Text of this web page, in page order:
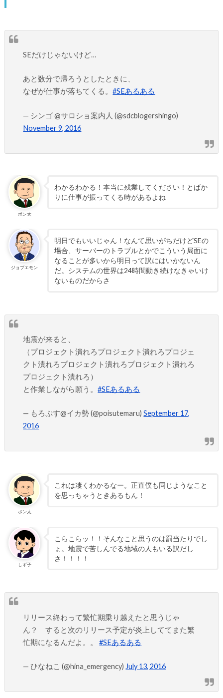
SEだけじゃないけど…
あと数分で帰ろうとしたときに、
なぜが仕事が落ちてくる。#SEあるある
— シンゴ @サロショ案内人 (@sdcblogershingo)
November 9, 2016
ポン太
わかるわかる！本当に残業してください！とばか
りに仕事が振ってくる時があるよね
ジョブエモン
明日でもいいじゃん！なんて思いがちだけどSEの
場合、サーバーのトラブルとかでこういう局面に
なることが多いから明日って訳にはいかないん
だ。システムの世界は24時間動き続けなきゃいけ
ないものだからさ
地震が来ると、
（プロジェクト潰れろプロジェクト潰れろプロジェ
クト潰れろプロジェクト潰れろプロジェクト潰れろ
プロジェクト潰れろ）
と作業しながら願う。#SEあるある
— もろぷす@イカ勢 (@poisutemaru)September 17,
2016
ポン太
これは凄くわかるなー。正直僕も同じようなこと
を思っちゃうときあるもん！
しず子
こらこらッ！！そんなこと思うのは罰当たりでし
ょ。地震で苦しんでる地域の人もいる訳だし
さ！！！！
リリース終わって繁忙期乗り越えたと思うじゃ
ん？ すると次のリリース予定が炎上しててまた繁
忙期になるんだよ。。#SEあるある
— ひなねこ (@hina_emergency) July 13, 2016